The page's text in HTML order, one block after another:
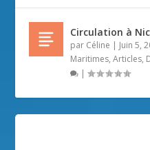
Circulation à
par Céline | Juin 5,
Maritimes,Articles,
|